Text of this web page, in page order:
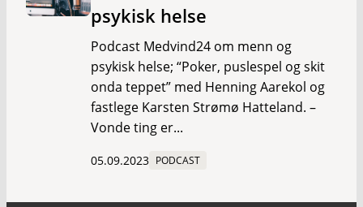
psykisk helse
Podcast Medvind24 om menn og
psykisk helse; “Poker, puslespel og skit
onda teppet” med Henning Aarekol og
fastlege Karsten Strømø Hatteland. –
Vonde ting er...
05.09.2023 PODCAST